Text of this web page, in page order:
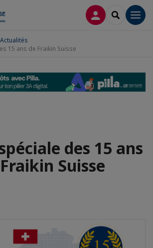
CONNEXION
Actualités
15 ans de Fraikin Suisse
des 15 ans
Suisse